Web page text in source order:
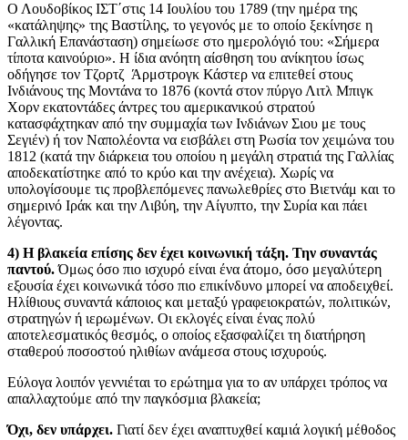
Ο Λουδοβίκος ΙΣΤ΄στις 14 Ιουλίου του 1789 (την ημέρα της
«κατάληψης» της Βαστίλης, το γεγονός με το οποίο ξεκίνησε η
Γαλλική Επανάσταση) σημείωσε στο ημερολόγιό του: «Σήμερα
τίποτα καινούριο». Η ίδια ανόητη αίσθηση του ανίκητου ίσως
οδήγησε τον Τζορτζ Άρμστρογκ Κάστερ να επιτεθεί στους
Ινδιάνους της Μοντάνα το 1876 (κοντά στον πύργο Λιτλ Μπιγκ
Χορν εκατοντάδες άντρες του αμερικανικού στρατού
κατασφάχτηκαν από την συμμαχία των Ινδιάνων Σιου με τους
Σεγιέν) ή τον Ναπολέοντα να εισβάλει στη Ρωσία τον χειμώνα του
1812 (κατά την διάρκεια του οποίου η μεγάλη στρατιά της Γαλλίας
αποδεκατίστηκε από το κρύο και την ανέχεια). Χωρίς να
υπολογίσουμε τις προβλεπόμενες πανωλεθρίες στο Βιετνάμ και το
σημερινό Ιράκ και την Λιβύη, την Αίγυπτο, την Συρία και πάει
λέγοντας.
4) Η βλακεία επίσης δεν έχει κοινωνική τάξη. Την συναντάς
παντού.Όμως όσο πιο ισχυρό είναι ένα άτομο, όσο μεγαλύτερη
εξουσία έχει κοινωνικά τόσο πιο επικίνδυνο μπορεί να αποδειχθεί.
Ηλίθιους συναντά κάποιος και μεταξύ γραφειοκρατών, πολιτικών,
στρατηγών ή ιερωμένων. Οι εκλογές είναι ένας πολύ
αποτελεσματικός θεσμός, ο οποίος εξασφαλίζει τη διατήρηση
σταθερού ποσοστού ηλιθίων ανάμεσα στους ισχυρούς.
Εύλογα λοιπόν γεννιέται το ερώτημα για το αν υπάρχει τρόπος να
απαλλαχτούμε από την παγκόσμια βλακεία;
Όχι, δεν υπάρχει. Γιατί δεν έχει αναπτυχθεί καμιά λογική μέθοδος